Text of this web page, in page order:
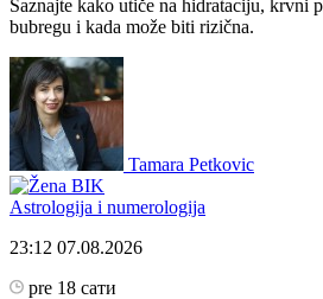
Saznajte kako utiče na hidrataciju, krvni
bubregu i kada može biti rizična.
Tamara Petkovic
Astrologija i numerologija
23:12 07.08.2026
pre 18 сати